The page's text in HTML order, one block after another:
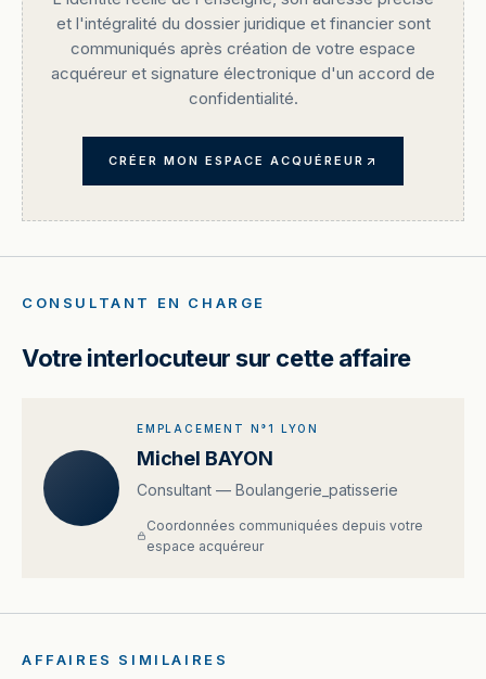
et l'intégralité du dossier juridique et financier sont
communiqués après création de votre espace
acquéreur et signature électronique d'un accord de
confidentialité.
CRÉER MON ESPACE ACQUÉREUR
CONSULTANT EN CHARGE
Votre interlocuteur sur cette affaire
EMPLACEMENT N°1 LYON
Michel BAYON
Consultant — Boulangerie_patisserie
Coordonnées communiquées depuis votre
espace acquéreur
AFFAIRES SIMILAIRES